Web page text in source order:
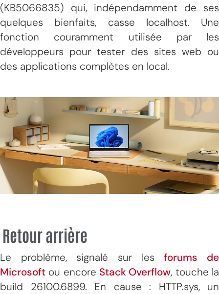
(KB5066835) qui, indépendamment de ses
quelques bienfaits, casse localhost. Une
fonction couramment utilisée par les
développeurs pour tester des sites web ou
des applications complètes en local.
Retour arrière
Le problème, signalé sur lesforums de
Microsoft ou encore Stack Overflow, touche la
build 26100.6899. En cause : HTTP.sys, un